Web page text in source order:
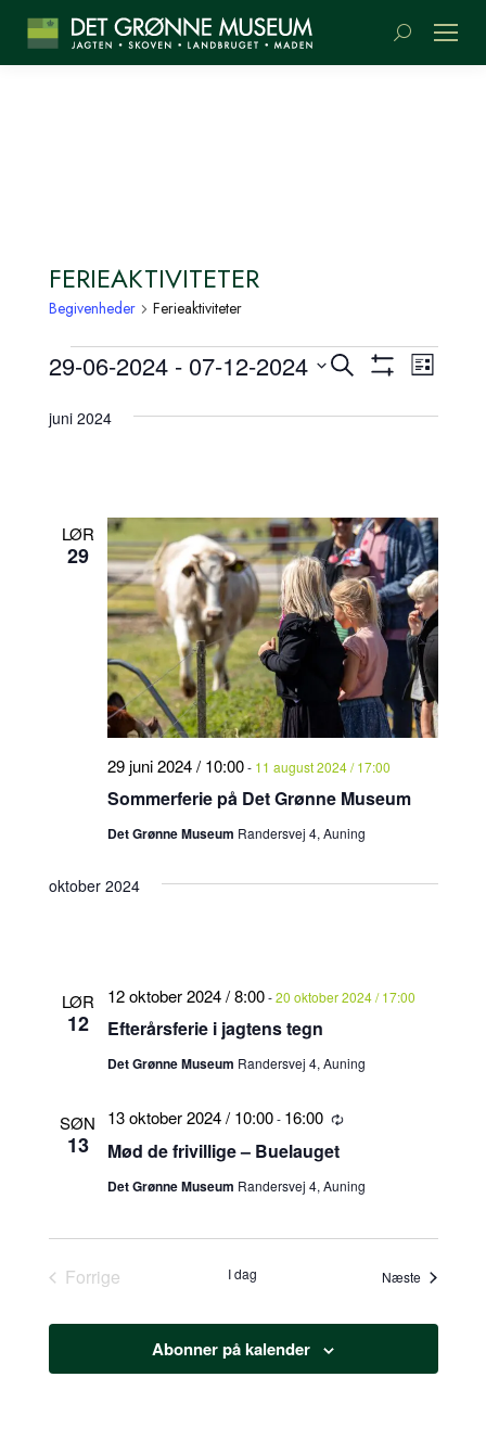
Søge:
FERIEAKTIVITETER
Begivenheder Ferieaktiviteter
BEGIVENHEDER
OG
Søg
begivenheder
Liste
29-06-2024 - 07-12-2024
dato.
juni 2024
LØR
29
Sommerferie på Det Grønne Museum
29 juni 2024 / 10:00- 11 august 2024 / 17:00
Det Grønne Museum Randersvej 4, Auning
oktober 2024
LØR
12 Efterårsferie i jagtens tegn
12 oktober 2024 / 8:00-20 oktober 2024 / 17:00
Det Grønne Museum Randersvej 4, Auning
SØN
13 Mød de frivillige – Buelauget
13 oktober 2024 / 10:00- 16:00 Tilbagevendende
Det Grønne Museum Randersvej 4, Auning
Forrige
I dag Næste
Abonner på kalender